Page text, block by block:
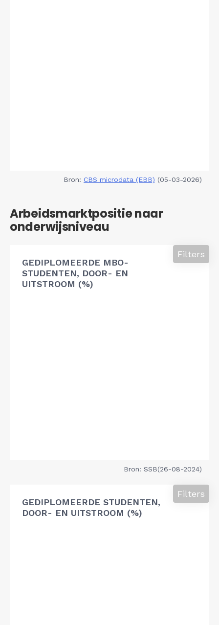
Bron: CBS microdata (EBB) (05-03-2026)
Arbeidsmarktpositie naar
onderwijsniveau
GEDIPLOMEERDE MBO-
STUDENTEN, DOOR- EN
UITSTROOM (%)
Filters
Bron: SSB(26-08-2024)
GEDIPLOMEERDE STUDENTEN,
DOOR- EN UITSTROOM (%)
Filters